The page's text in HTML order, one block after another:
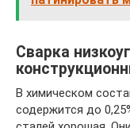
Сварка
В химическом
содержится до